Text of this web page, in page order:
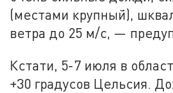
(местами крупный),
ветра до 25 м/с, —
Кстати, 5-7 июля в
+30 градусов Цельсия.